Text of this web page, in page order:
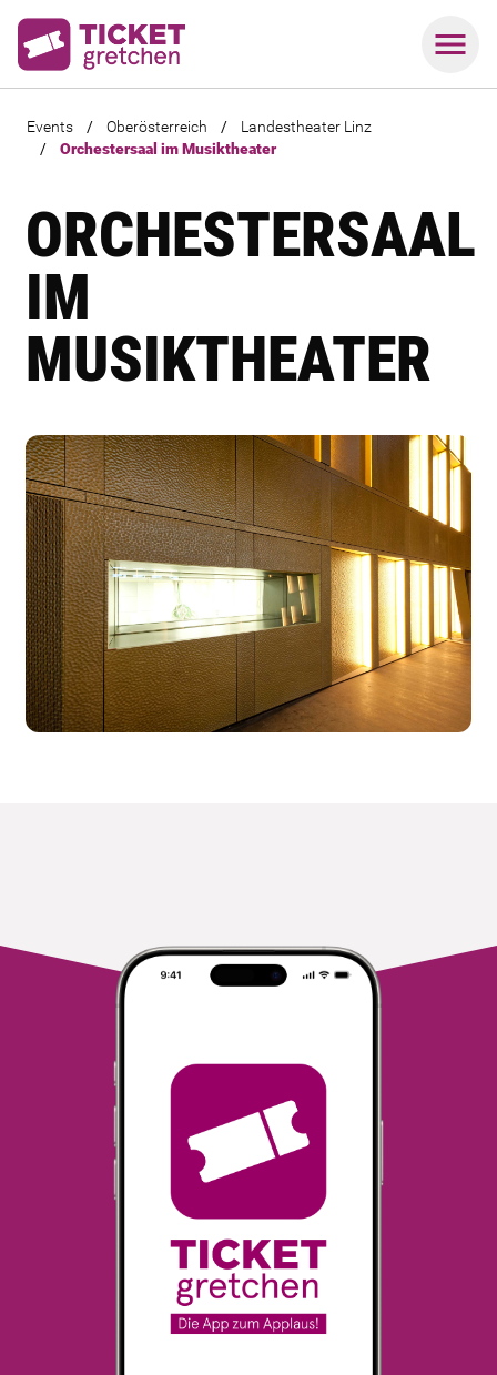
Events / Oberösterreich /
Landestheater Linz
/
Orchestersaal im Musiktheater
ORCHESTERSAAL
IM
MUSIKTHEATER